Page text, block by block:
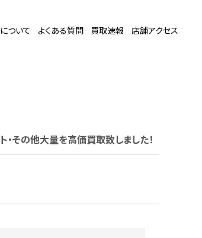
ついて よくある質問 買取速報 店舗アクセス
・その他大量を高価買取致しました！